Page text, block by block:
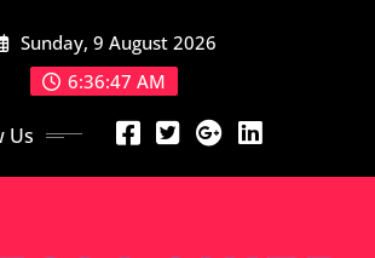
Sunday, 9 August 2026
6:36:48 AM
Us